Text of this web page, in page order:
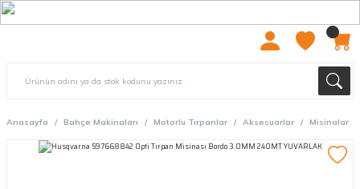
Anasayfa Bahçe Makinaları Motorlu Tırpanlar Aksesuarlar Misinalar